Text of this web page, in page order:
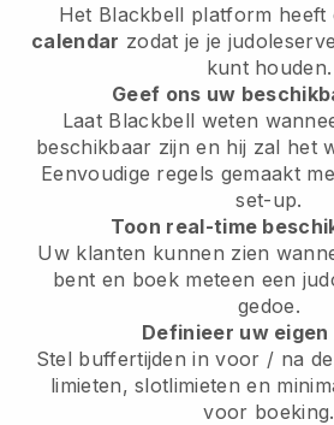
Het Blackbell platform heeft
calendar zodat je je
kunt houden.
Geef ons uw
Laat Blackbell weten
beschikbaar zijn en hij zal het
Eenvoudige regels gemaakt
set-up.
Toon real-time
Uw klanten kunnen zien
bent en boek meteen een
gedoe.
Definieer uw
Stel buffertijden in voor / na
limieten, slotlimieten en
voor boeking.